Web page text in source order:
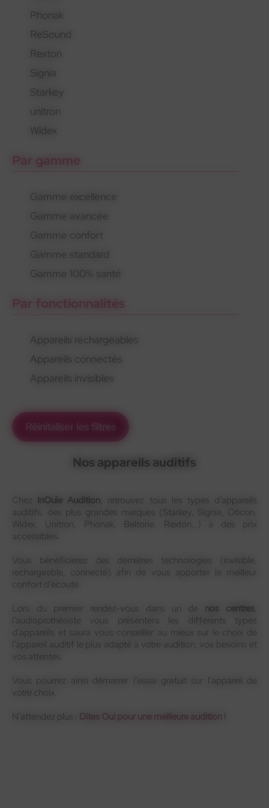
Phonak
ReSound
Rexton
Signia
Starkey
unitron
Widex
Par gamme
Gamme excellence
Gamme avancée
Gamme confort
Gamme standard
Gamme 100% santé
Par fonctionnalités
Appareils rechargeables
Appareils connectés
Appareils invisibles
Réinitaliser les filtres
Nos appareils auditifs
Chez InOuïe Audition, retrouvez tous les types d’appareils
auditifs, des plus grandes marques (Starkey, Signia, Oticon,
Widex, Unitron, Phonak, Beltone, Rexton…) à des prix
accessibles.
Vous bénéficierez des dernières technologies (invisible,
rechargeable, connecté) afin de vous apporter le meilleur
confort d’écoute.
Lors du premier rendez-vous dans un de nos centres,
l’audioprothésiste vous présentera les différents types
d’appareils et saura vous conseiller au mieux sur le choix de
l’appareil auditif le plus adapté à votre audition, vos besoins et
vos attentes.
Vous pourrez ainsi démarrer l’essai gratuit sur l’appareil de
votre choix.
N’attendez plus :
Dites Oui pour une meilleure audition !